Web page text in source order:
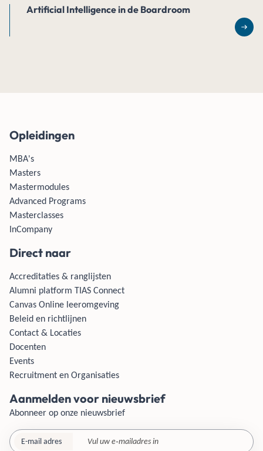
Artificial Intelligence in de Boardroom
Opleidingen
MBA's
Masters
Mastermodules
Advanced Programs
Masterclasses
InCompany
Direct naar
Accreditaties & ranglijsten
Alumni platform TIAS Connect
Canvas Online leeromgeving
Beleid en richtlijnen
Contact & Locaties
Docenten
Events
Recruitment en Organisaties
Aanmelden voor nieuwsbrief
Abonneer op onze nieuwsbrief
E-mail adres